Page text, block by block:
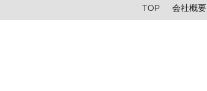
TOP 会社概要